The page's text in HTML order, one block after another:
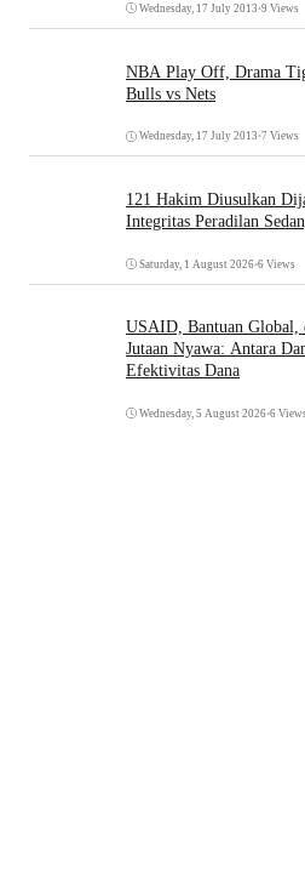
Wednesday, 17 July 2013 •9 Views
NBA Play Off, Drama
Bulls vs Nets
Wednesday, 17 July 2013 •7 Views
121 Hakim Diusulkan
Integritas Peradilan
Saturday, 1 August 2026•6 Views
USAID, Bantuan Global,
Jutaan Nyawa: Antara
Efektivitas Dana
Wednesday, 5 August 2026•6 Views